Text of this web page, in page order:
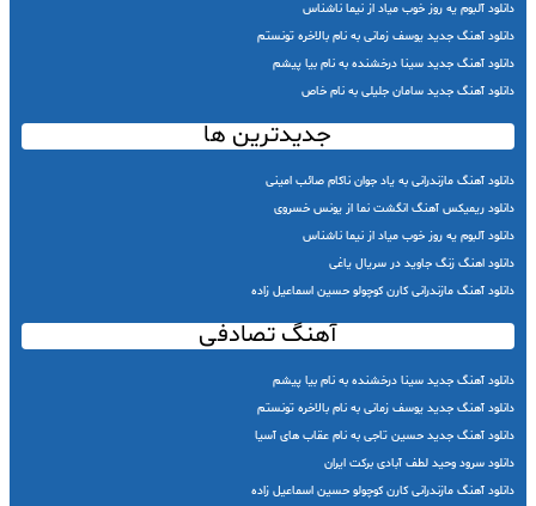
دانلود آلبوم یه روز خوب میاد از نیما ناشناس
دانلود آهنگ جدید یوسف زمانی به نام بالاخره تونستم
دانلود آهنگ جدید سینا درخشنده به نام بیا پیشم
دانلود آهنگ جدید سامان جلیلی به نام خاص
جدیدترین ها
دانلود آهنگ مازندرانی به یاد جوان ناکام صائب امینی
دانلود ریمیکس آهنگ انگشت نما از یونس خسروی
دانلود آلبوم یه روز خوب میاد از نیما ناشناس
دانلود اهنگ زنگ جاوید در سریال یاغی
دانلود آهنگ مازندرانی کارن کوچولو حسین اسماعیل زاده
آهنگ تصادفی
دانلود آهنگ جدید سینا درخشنده به نام بیا پیشم
دانلود آهنگ جدید یوسف زمانی به نام بالاخره تونستم
دانلود آهنگ جدید حسین تاجی به نام عقاب های آسیا
دانلود سرود وحید لطف آبادی برکت ایران
دانلود آهنگ مازندرانی کارن کوچولو حسین اسماعیل زاده